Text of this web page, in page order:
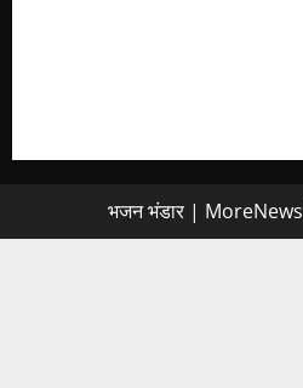
भजन भंडार | MoreNews